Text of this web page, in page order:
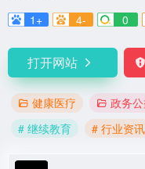
1+
4- 0
打开网站
健康医疗 政务
# 继续教育
# 行业资讯